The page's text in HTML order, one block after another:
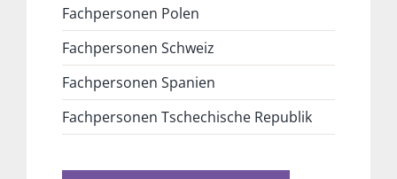
Fachpersonen Polen
Fachpersonen Schweiz
Fachpersonen Spanien
Fachpersonen Tschechische Republik